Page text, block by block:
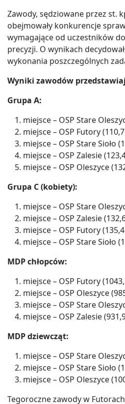
Zawody, sędziowane przez st.
obejmowały konkurencje
wymagające od uczestników
precyzji. O wynikach
wykonania poszczególnych
Wyniki zawodów
Grupa A:
miejsce – OSP Stare
miejsce – OSP Futory
miejsce – OSP Stare Sioło
miejsce – OSP Zalesie
miejsce – OSP Oleszyce
Grupa C (kobiety):
miejsce – OSP Stare
miejsce – OSP Zalesie
miejsce – OSP Futory
miejsce – OSP Stare Sioło
MDP chłopców:
miejsce – OSP Futory
miejsce – OSP Oleszyce
miejsce – OSP Stare
miejsce – OSP Zalesie
MDP dziewcząt:
miejsce – OSP Stare
miejsce – OSP Stare Sioło
miejsce – OSP Oleszyce
Tegoroczne zawody w